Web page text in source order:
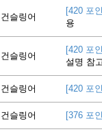
건슬링어
[420 포
용
건슬링어
[420 포
설명 참
건슬링어 [420 포
건슬링어 [376 포